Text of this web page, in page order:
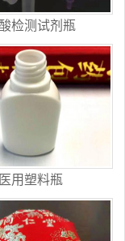
检测试剂瓶
医用塑料瓶